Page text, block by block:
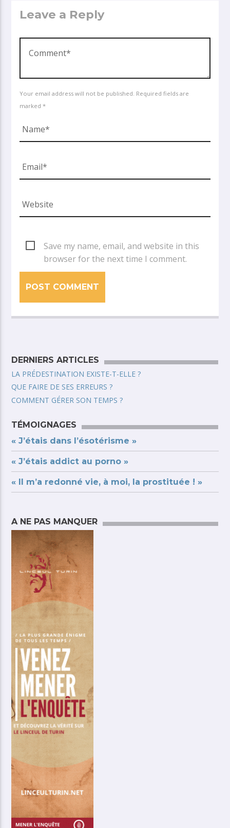
Leave a Reply
Your email address will not be published. Required fields are
marked *
Save my name, email, and website in this
browser for the next time I comment.
DERNIERS ARTICLES
LA PRÉDESTINATION EXISTE-T-ELLE ?
QUE FAIRE DE SES ERREURS ?
COMMENT GÉRER SON TEMPS ?
TÉMOIGNAGES
« J’étais dans l’ésotérisme »
« J’étais addict au porno »
« Il m’a redonné vie, à moi, la prostituée ! »
A NE PAS MANQUER